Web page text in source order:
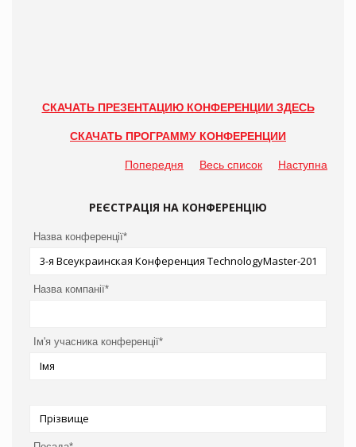
СКАЧАТЬ ПРЕЗЕНТАЦИЮ КОНФЕРЕНЦИИ ЗДЕСЬ
СКАЧАТЬ ПРОГРАММУ КОНФЕРЕНЦИИ
Попередня Весь список Наступна
РЕЄСТРАЦІЯ НА КОНФЕРЕНЦІЮ
Назва конференції*
Назва компанії*
Ім'я учасника конференції*